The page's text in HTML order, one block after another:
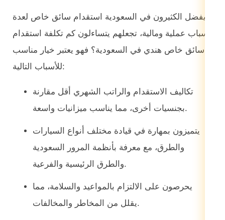
يفضل الكثيرون في السعودية استقدام سائق خاص لعدة
أسباب عملية ومالية، تجعلهم يتساءلون كم تكلفة استقدام
سائق خاص هندي في السعودية؟ فهو يعتبر خيار مناسب
للأسباب التالية:
تكاليف الاستقدام والراتب الشهري أقل مقارنة
بجنسيات أخرى، مما يناسب ميزانيات واسعة.
يتميزون بمهارة في قيادة مختلف أنواع السيارات
والطرق، مع معرفة بأنظمة المرور السعودية
والطرق الرئيسية والفرعية.
يحرصون على الالتزام بالمواعيد والسلامة، مما
يقلل من المخاطر والمخالفات.